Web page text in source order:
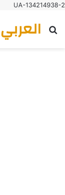
UA-134214938-2
بحث عن